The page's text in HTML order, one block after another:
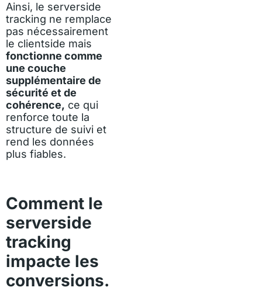
Ainsi, le serverside
tracking ne remplace
pas nécessairement
le clientside mais
fonctionne comme
une couche
supplémentaire de
sécurité et de
cohérence, ce qui
renforce toute la
structure de suivi et
rend les données
plus fiables.
Comment le
serverside
tracking
impacte les
conversions.